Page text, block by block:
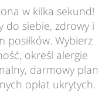
w kilka sekund!
do siebie, zdrowy i
Wybierz
określ alergie
darmowy plan
opłat ukrytych.